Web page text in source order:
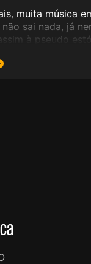
muita música
sai nada, já
à pseudo